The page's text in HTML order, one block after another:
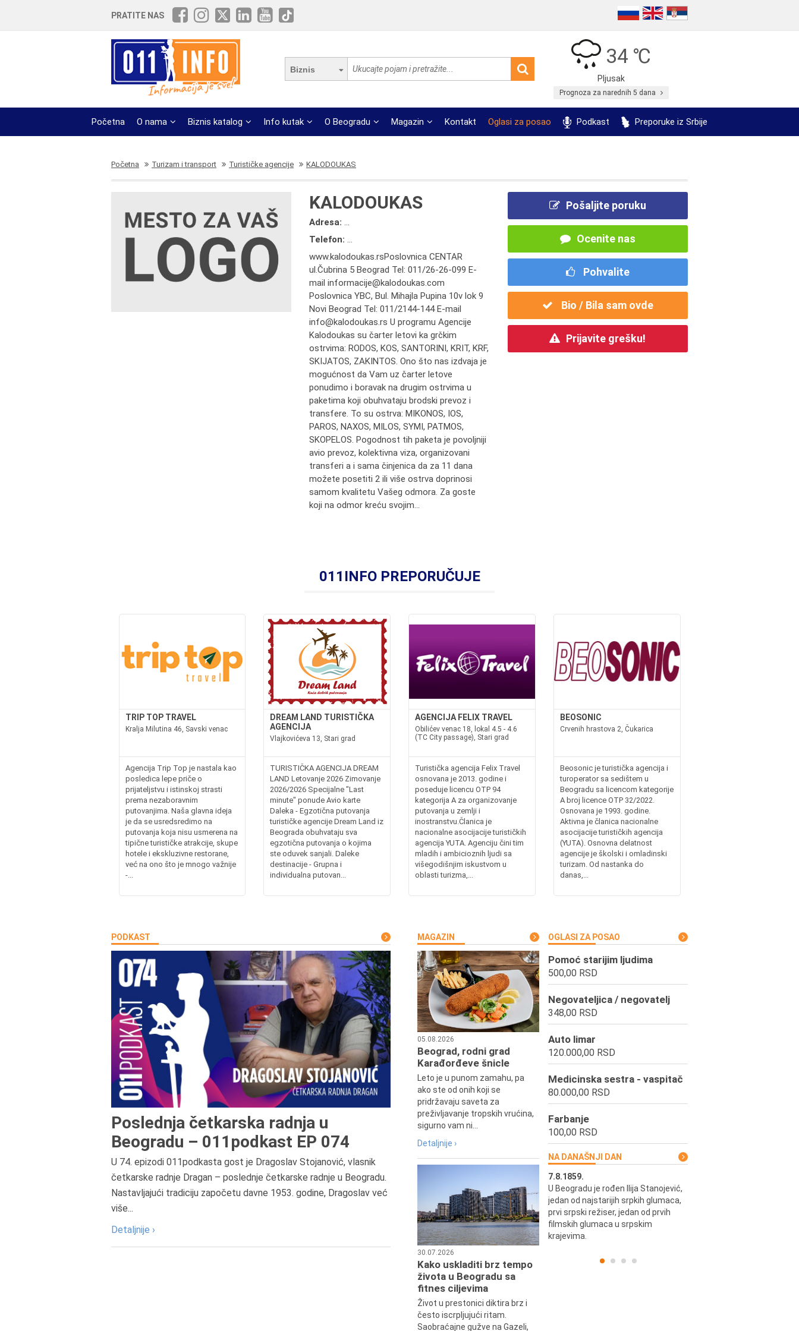
PRATITE NAS
Biznis
34 ℃
Pljusak
Prognoza za narednih 5 dana
Početna O nama Biznis katalog Info kutak O Beogradu Magazin Kontakt Oglasi za posao Podkast Preporuke iz Srbije
Početna Turizam i transport Turističke agencije KALODOUKAS
KALODOUKAS
Adresa:...
Telefon:...
www.kalodoukas.rsPoslovnica CENTAR
ul.Čubrina 5 Beograd Tel: 011/26-26-099 E-
mail informacije@kalodoukas.com
Poslovnica YBC, Bul. Mihajla Pupina 10v lok 9
Novi Beograd Tel: 011/2144-144 E-mail
info@kalodoukas.rs U programu Agencije
Kalodoukas su čarter letovi ka grčkim
ostrvima: RODOS, KOS, SANTORINI, KRIT, KRF,
SKIJATOS, ZAKINTOS. Ono što nas izdvaja je
mogućnost da Vam uz čarter letove
ponudimo i boravak na drugim ostrvima u
paketima koji obuhvataju brodski prevoz i
transfere. To su ostrva: MIKONOS, IOS,
PAROS, NAXOS, MILOS, SYMI, PATMOS,
SKOPELOS. Pogodnost tih paketa je povoljniji
avio prevoz, kolektivna viza, organizovani
transferi a i sama činjenica da za 11 dana
možete posetiti 2 ili više ostrva doprinosi
samom kvalitetu Vašeg odmora. Za goste
koji na odmor kreću svojim...
Pošaljite poruku
Ocenite nas
Pohvalite
Bio / Bila sam ovde
Prijavite grešku!
011INFO PREPORUČUJE
TRIP TOP TRAVEL
Kralja Milutina 46, Savski venac
Agencija Trip Top je nastala kao
posledica lepe priče o
prijateljstvu i istinskoj strasti
prema nezaboravnim
putovanjima. Naša glavna ideja
je da se usredsredimo na
putovanja koja nisu usmerena na
tipične turističke atrakcije, skupe
hotele i ekskluzivne restorane,
već na ono što je mnogo važnije
-...
DREAM LAND TURISTIČKA
AGENCIJA
Vlajkovićeva 13, Stari grad
TURISTIČKA AGENCIJA DREAM
LAND Letovanje 2026 Zimovanje
2026/2026 Specijalne "Last
minute" ponude Avio karte
Daleka - Egzotična putovanja
turističke agencije Dream Land iz
Beograda obuhvataju sva
egzotična putovanja o kojima
ste oduvek sanjali. Daleke
destinacije - Grupna i
individualna putovan...
AGENCIJA FELIX TRAVEL
Obilićev venac 18, lokal 4.5 - 4.6
(TC City passage), Stari grad
Turistička agencija Felix Travel
osnovana je 2013. godine i
poseduje licencu OTP 94
kategorija A za organizovanje
putovanja u zemlji i
inostranstvu.Članica je
nacionalne asocijacije turističkih
agencija YUTA. Agenciju čini tim
mladih i ambicioznih ljudi sa
višegodišnjim iskustvom u
oblasti turizma,...
BEOSONIC
Crvenih hrastova 2, Čukarica
Beosonic je turistička agencija i
turoperator sa sedištem u
Beogradu sa licencom kategorije
A broj licence OTP 32/2022.
Osnovana je 1993. godine.
Aktivna je članica nacionalne
asocijacije turističkih agencija
(YUTA). Osnovna delatnost
agencije je školski i omladinski
turizam. Od nastanka do
danas,...
PODKAST
Poslednja četkarska radnja u
Beogradu – 011podkast EP 074
U 74. epizodi 011podkasta gost je Dragoslav Stojanović, vlasnik
četkarske radnje Dragan – poslednje četkarske radnje u Beogradu.
Nastavljajući tradiciju započetu davne 1953. godine, Dragoslav već
više...
Detaljnije ›
MAGAZIN
05.08.2026
Beograd, rodni grad
Karađorđeve šnicle
Leto je u punom zamahu, pa
ako ste od onih koji se
pridržavaju saveta za
preživljavanje tropskih vrućina,
sigurno vam ni...
Detaljnije ›
30.07.2026
Kako uskladiti brz tempo
života u Beogradu sa
fitnes ciljevima
Život u prestonici diktira brz i
često iscrpljujući ritam.
Saobraćajne gužve na Gazeli,
OGLASI ZA POSAO
Pomoć starijim ljudima
500,00 RSD
Negovateljica / negovatelj
348,00 RSD
Auto limar
120.000,00 RSD
Medicinska sestra - vaspitač
80.000,00 RSD
Farbanje
100,00 RSD
NA DANAŠNJI DAN
Preminula je Đurđija Cvetić,
pozorišna, filmska i TV glumica.
7.8.1859.
U Beogradu je rođen Ilija Stanojević,
jedan od najstarijih srpkih glumaca,
prvi srpski režiser, jedan od prvih
filmskih glumaca u srpskim
krajevima.